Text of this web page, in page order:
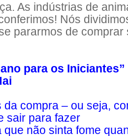
As indústrias de
Nós
pararmos de comprar
para os
da compra – ou seja,
sair para fazer
não sinta fome